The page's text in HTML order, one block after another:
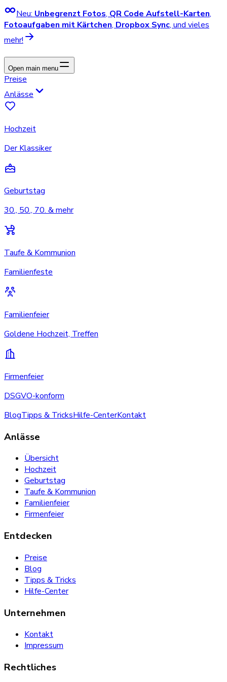
Neu: Unbegrenzt Fotos, QR Code Aufstell-Karten,
Fotoaufgaben mit Kärtchen, Dropbox Sync, und vieles
mehr!
Open main menu
Preise
Anlässe
Hochzeit
Der Klassiker
Geburtstag
30., 50., 70. & mehr
Taufe & Kommunion
Familienfeste
Familienfeier
Goldene Hochzeit, Treffen
Firmenfeier
DSGVO-konform
BlogTipps & TricksHilfe-CenterKontakt
Anlässe
Übersicht
Hochzeit
Geburtstag
Taufe & Kommunion
Familienfeier
Firmenfeier
Entdecken
Preise
Blog
Tipps & Tricks
Hilfe-Center
Unternehmen
Kontakt
Impressum
Rechtliches